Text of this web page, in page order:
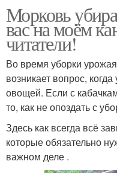
Морковь
вас на моём
читатели!
Во время уборки
возникает вопрос,
овощей. Если с
то, как не опоздать с
Здесь как всегда всё
которые обязательно
важном деле .